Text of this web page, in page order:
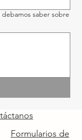
saber sobre
Formularios de